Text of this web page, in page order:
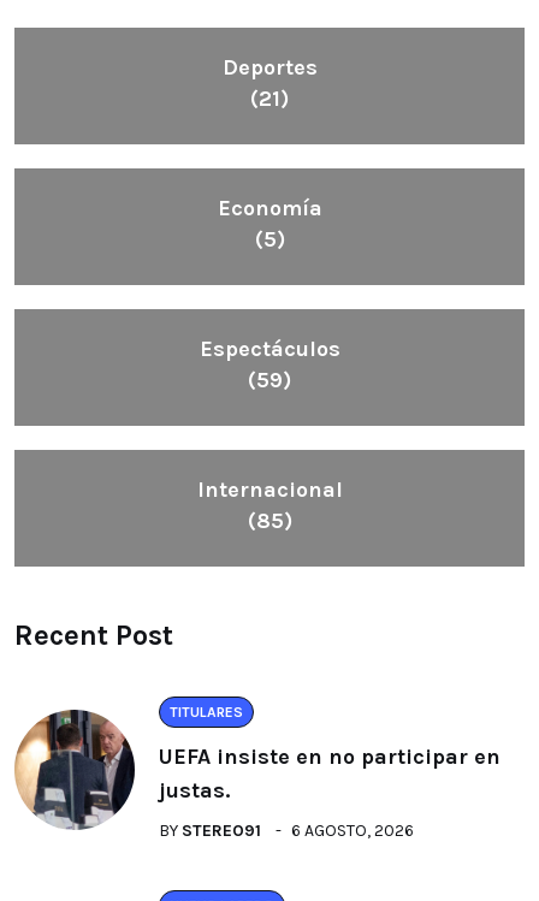
Deportes
(21)
Economía
(5)
Espectáculos
(59)
Internacional
(85)
Recent Post
TITULARES
UEFA insiste en no participar en
justas.
BY STEREO91 6 AGOSTO, 2026